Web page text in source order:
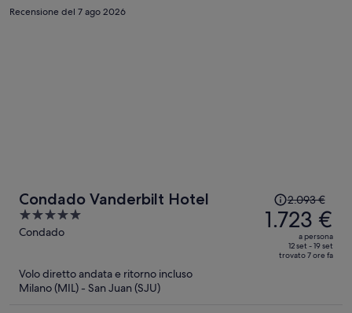
Recensione del 7 ago 2026
Condado Vanderbilt Hotel
5
out
Condado
prezzo
era
2.093 €,
ora
2.093 €
1.723 €
a persona
12 set - 19 set
trovato 7 ore fa
Volo diretto andata e ritorno incluso
Milano (MIL) - San Juan (SJU)